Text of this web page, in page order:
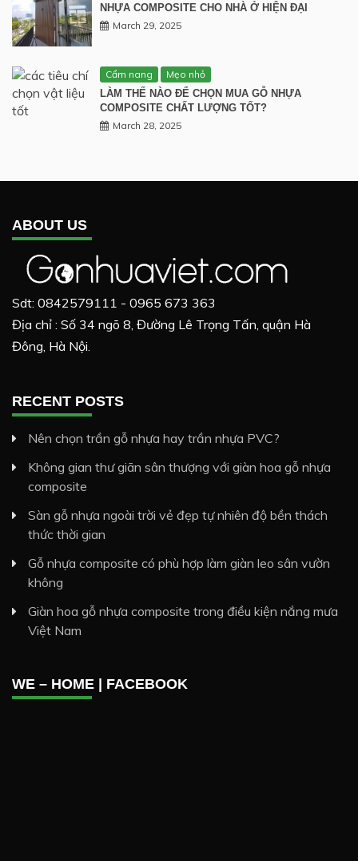
NHỰA COMPOSITE CHO NHÀ Ở HIỆN ĐẠI
March 29, 2025
Cẩm nang
Mẹo nhỏ
LÀM THẾ NÀO ĐỂ CHỌN MUA GỖ NHỰA
COMPOSITE CHẤT LƯỢNG TỐT?
March 28, 2025
ABOUT US
Sdt: 0842579111 - 0965 673 363
Địa chỉ : Số 34 ngõ 8, Đường Lê Trọng Tấn, quận Hà
Đông, Hà Nội.
RECENT POSTS
Nên chọn trần gỗ nhựa hay trần nhựa PVC?
Không gian thư giãn sân thượng với giàn hoa gỗ nhựa
composite
Sàn gỗ nhựa ngoài trời vẻ đẹp tự nhiên độ bền thách
thức thời gian
Gỗ nhựa composite có phù hợp làm giàn leo sân vườn
không
Giàn hoa gỗ nhựa composite trong điều kiện nắng mưa
Việt Nam
WE – HOME | FACEBOOK